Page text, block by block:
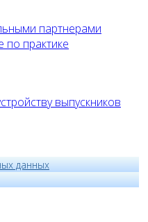
партнерами
практике
выпускников
данных